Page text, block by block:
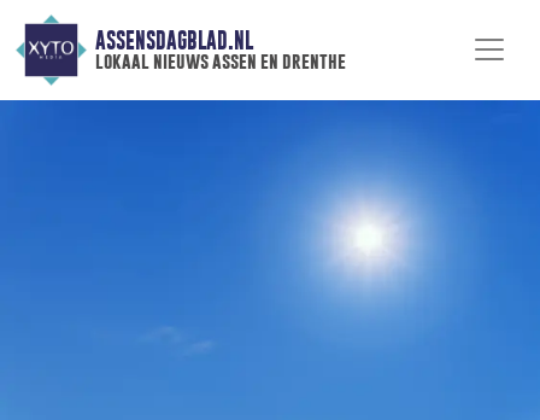
ASSENSDAGBLAD.NL
lokaal nieuws assen en drenthe